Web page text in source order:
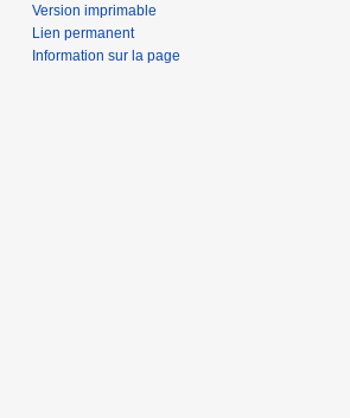
Version imprimable
Lien permanent
Information sur la page